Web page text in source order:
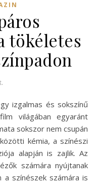
tökéletes
világában egyaránt
sokszor nem csupán
kémia, a színészi
alapján is zajlik. Az
számára nyújtanak
színészek számára is